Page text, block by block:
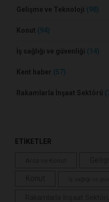
Gelişme ve Teknoloji (98)
Konut (94)
İş sağlığı ve güvenliği (14)
Kent haber (57)
Rakamlarla İnşaat Sektörü
ETİKETLER